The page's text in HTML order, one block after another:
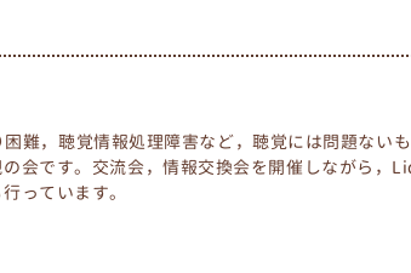
難，聴覚情報処理障害など，聴覚には問題ない
会です。交流会，情報交換会を開催しながら，
っています。